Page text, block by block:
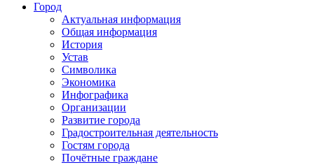
Город
Актуальная информация
Общая информация
История
Устав
Символика
Экономика
Инфографика
Организации
Развитие города
Градостроительная деятельность
Гостям города
Почётные граждане